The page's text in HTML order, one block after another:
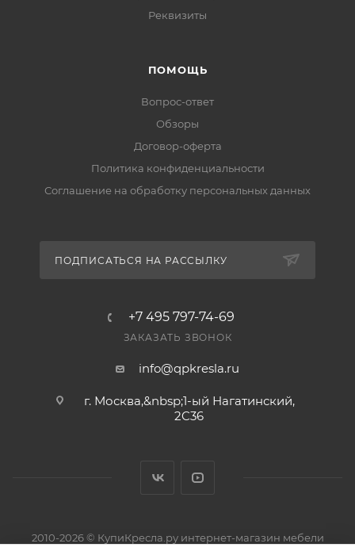
Реквизиты
ПОМОЩЬ
Вопрос-ответ
Обзоры
Договор-оферта
Политика конфиденциальности
Соглашение на обработку персональных данных
ПОДПИСАТЬСЯ НА РАССЫЛКУ
+7 495 797-74-69
ЗАКАЗАТЬ ЗВОНОК
info@qpkresla.ru
г. Москва,&nbsp;1-ый Нагатинский,
2C36
2010-2026 © КупиКресла.ру интернет-магазин мебели